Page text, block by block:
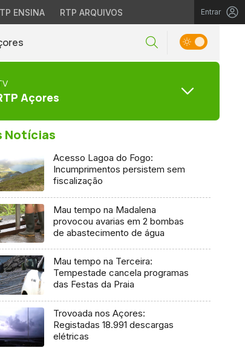
ENSINA RTP ARQUIVOS Entrar
Açores
Notícias
Acesso Lagoa do Fogo:
Incumprimentos persistem sem
fiscalização
Mau tempo na Madalena
provocou avarias em 2 bombas
de abastecimento de água
Mau tempo na Terceira:
Tempestade cancela programas
das Festas da Praia
Trovoada nos Açores:
Registadas 18.991 descargas
elétricas